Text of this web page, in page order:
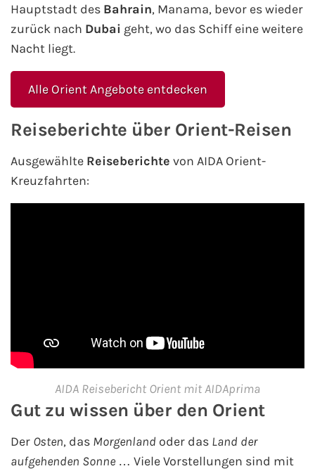
Mein Schiff Westeuropa
Mein Schiff Orient
Mein Schiff Nordamerika
Mein Schiff Ostsee
Mein Schiff Asien
Westeuropa-Kreuzfahrt
Norwegen-Kreuzfahrt
Orient-Kreuzfahrt
Hauptstadt des Bahrain, Manama, bevor es wieder
zurück nach Dubai geht, wo das Schiff eine weitere
Nacht liegt.
Alle Orient Angebote entdecken
Reiseberichte über Orient-Reisen
Ausgewählte Reiseberichte von AIDA Orient-
Kreuzfahrten:
AIDA Reisebericht Orient mit AIDAprima
Gut zu wissen über den Orient
Der Osten, das Morgenland oder das Land der
aufgehenden Sonne … Viele Vorstellungen sind mit